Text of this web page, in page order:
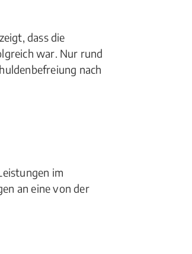
dass die
war. Nur rund
nach
im
an eine von der